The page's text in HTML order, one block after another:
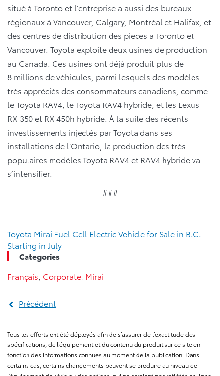
situé à Toronto et l’entreprise a aussi des bureaux
régionaux à Vancouver, Calgary, Montréal et Halifax, et
des centres de distribution des pièces à Toronto et
Vancouver. Toyota exploite deux usines de production
au Canada. Ces usines ont déjà produit plus de
8 millions de véhicules, parmi lesquels des modèles
très appréciés des consommateurs canadiens, comme
le Toyota RAV4, le Toyota RAV4 hybride, et les Lexus
RX 350 et RX 450h hybride. À la suite des récents
investissements injectés par Toyota dans ses
installations de l’Ontario, la production des très
populaires modèles Toyota RAV4 et RAV4 hybride va
s’intensifier.
###
Toyota Mirai Fuel Cell Electric Vehicle for Sale in B.C.
Starting in July
Categories
Français Corporate Mirai
Précédent
Tous les efforts ont été déployés afin de s’assurer de l’exactitude des
spécifications, de l’équipement et du contenu du produit sur ce site en
fonction des informations connues au moment de la publication. Dans
certains cas, certains changements peuvent se produire au niveau de